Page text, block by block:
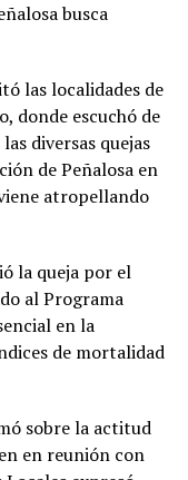
busca
las localidades de
donde escuchó de
diversas quejas
de Peñalosa en
atropellando
la queja por el
al Programa
en la
de mortalidad
sobre la actitud
en reunión con